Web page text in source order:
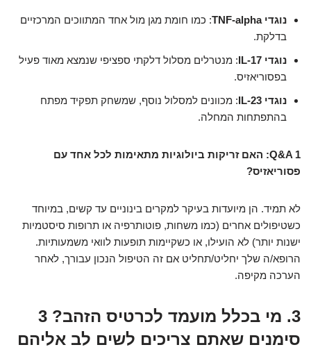
נוגדי TNF-alpha
: כמו חומת מגן מול אחד המתווכים המרכזיים
בדלקת.
נוגדי IL-17
: מנטרלים מסלול דלקתי ספציפי שנמצא מאוד פעיל
בפסוריאזיס.
נוגדי IL-23
: מכוונים למסלול נוסף, שמשחק תפקיד מפתח
בהתפתחות המחלה.
Q&A 1: האם זריקות ביולוגיות מתאימות לכל אחד עם
פסוריאזיס?
לא תמיד. הן מיועדות בעיקר למקרים בינוניים עד קשים, במיוחד
כשטיפולים אחרים (כמו משחות, פוטותרפיה או תרופות סיסטמיות
ישנות יותר) לא הועילו, או כשקיימות תופעות לוואי משמעותיות.
הרופא/ה שלך יחליט/תחליט אם זה הטיפול הנכון עבורך, לאחר
הערכה מקיפה.
3. מי בכלל מועמד לכרטיס הזהב? 3
סימנים שאתם צריכים לשים לב אליהם